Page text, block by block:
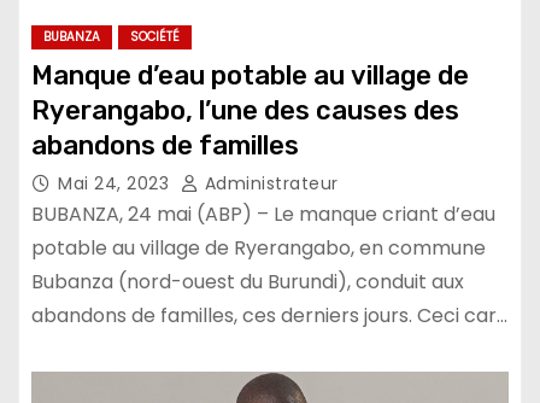
BUBANZA SOCIÉTÉ
Manque d’eau potable au village de
Ryerangabo, l’une des causes des
abandons de familles
Mai 24, 2023 Administrateur
BUBANZA, 24 mai (ABP) – Le manque criant d’eau
potable au village de Ryerangabo, en commune
Bubanza (nord-ouest du Burundi), conduit aux
abandons de familles, ces derniers jours. Ceci car…